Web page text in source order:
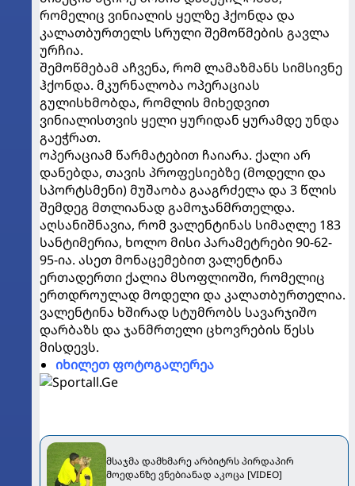
რომელიც ვინიალის ყელზე ჰქონდა და
კალათბურთელს სრული შემოწმების გავლა
ურჩია.
შემოწმებამ აჩვენა, რომ ლამაზმანს სიმსივნე
ჰქონდა. მკურნალობა ოპერაციას
გულისხმობდა, რომლის მიხედვით
ვინიალისთვის ყელი ყურიდან ყურამდე უნდა
გაეჭრათ.
ოპერაციამ წარმატებით ჩაიარა. ქალი არ
დანებდა, თავის პროფესიებზე (მოდელი და
სპორტსმენი) მუშაობა გააგრძელა და 3 წლის
შემდეგ მთლიანად გამოჯანმრთელდა.
აღსანიშნავია, რომ ვალენტინას სიმაღლე 183
სანტიმერია, ხოლო მისი პარამეტრები 90-62-
95-ია. ასეთ მონაცემებით ვალენტინა
ერთადერთი ქალია მსოფლიოში, რომელიც
ერთდროულად მოდელი და კალათბურთელია.
ვალენტინა ხშირად სტუმრობს სავარჯიშო
დარბაზს და ჯანმრთელი ცხოვრების წესს
მისდევს.
იხილეთ ფოტოგალერეა
მსაჯმა დამხმარე არბიტრს პირდაპირ
მოედანზე ვნებიანად აკოცა [VIDEO]